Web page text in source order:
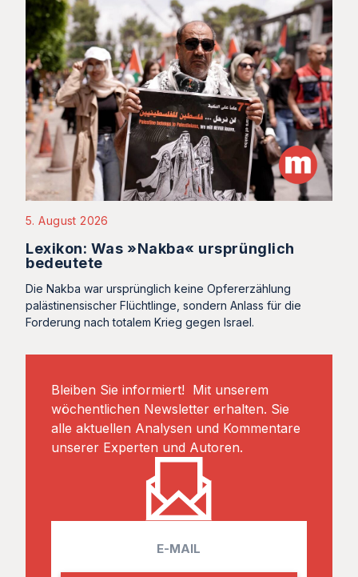
5. August 2026
Lexikon: Was »Nakba« ursprünglich
bedeutete
Die Nakba war ursprünglich keine Opfererzählung
palästinensischer Flüchtlinge, sondern Anlass für die
Forderung nach totalem Krieg gegen Israel.
Bleiben Sie informiert! Mit unserem
wöchentlichen Newsletter erhalten. Sie
alle aktuellen Analysen und Kommentare
unserer Experten und Autoren.